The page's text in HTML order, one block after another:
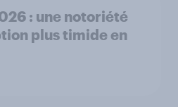
: une notoriété
plus timide en